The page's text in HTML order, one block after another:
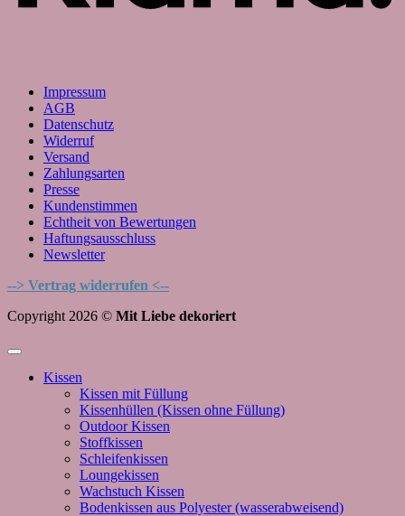
Impressum
AGB
Datenschutz
Widerruf
Versand
Zahlungsarten
Presse
Kundenstimmen
Echtheit von Bewertungen
Haftungsausschluss
Newsletter
--> Vertrag widerrufen <--
Copyright 2026 © Mit Liebe dekoriert
Kissen
Kissen mit Füllung
Kissenhüllen (Kissen ohne Füllung)
Outdoor Kissen
Stoffkissen
Schleifenkissen
Loungekissen
Wachstuch Kissen
Bodenkissen aus Polyester (wasserabweisend)